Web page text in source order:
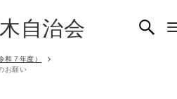
自治会
７年度）
お願い